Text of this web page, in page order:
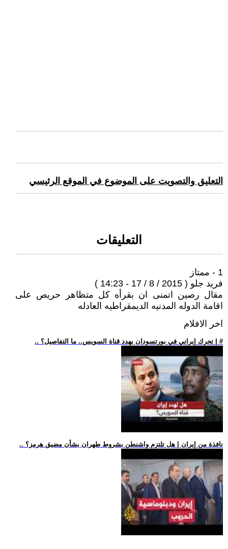
التعليق والتصويت على الموضوع في الموقع الرئيسي
التعليقات
1 - ممتاز
فريد جلو ( 2015 / 8 / 17 - 14:23 )
مقال رصين اتمنى ان بقرأه كل متظاهر حريص على
اقامة الدوله المدنيه الديمقراطيه العادله
اخر الافلام
.. تحرك إيراني في بورتسودان يهدد قناة السويس.. ما التفاصيل؟ | #
.. نافذة من إيران | هل تلتزم واشنطن بشروط طهران بشأن مضيق هرمز؟